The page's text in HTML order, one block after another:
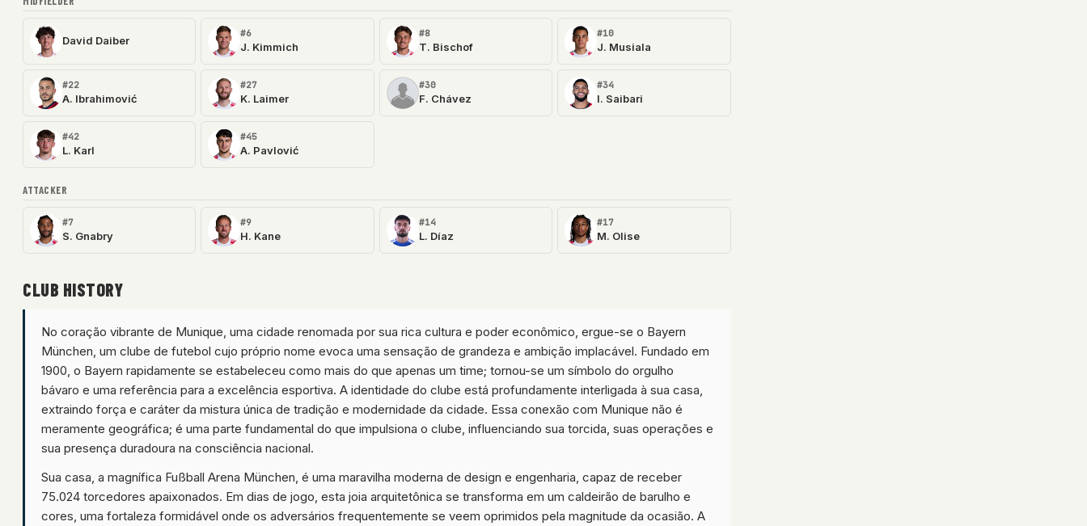
David Daiber
#6
J. Kimmich
#8
T. Bischof
#10
J. Musiala
#22
A. Ibrahimović
#27
K. Laimer
#30
F. Chávez
#34
I. Saibari
#42
L. Karl
#45
A. Pavlović
ATTACKER
#7
S. Gnabry
#9
H. Kane
#14
L. Díaz
#17
M. Olise
CLUB HISTORY
No coração vibrante de Munique, uma cidade renomada por sua rica cultura e poder econômico, ergue-se o Bayern
München, um clube de futebol cujo próprio nome evoca uma sensação de grandeza e ambição implacável. Fundado em
1900, o Bayern rapidamente se estabeleceu como mais do que apenas um time; tornou-se um símbolo do orgulho
bávaro e uma referência para a excelência esportiva. A identidade do clube está profundamente interligada à sua casa,
extraindo força e caráter da mistura única de tradição e modernidade da cidade. Essa conexão com Munique não é
meramente geográfica; é uma parte fundamental do que impulsiona o clube, influenciando sua torcida, suas operações e
sua presença duradoura na consciência nacional.
Sua casa, a magnífica Fußball Arena München, é uma maravilha moderna de design e engenharia, capaz de receber
75.024 torcedores apaixonados. Em dias de jogo, esta joia arquitetônica se transforma em um caldeirão de barulho e
cores, uma fortaleza formidável onde os adversários frequentemente se veem oprimidos pela magnitude da ocasião. A